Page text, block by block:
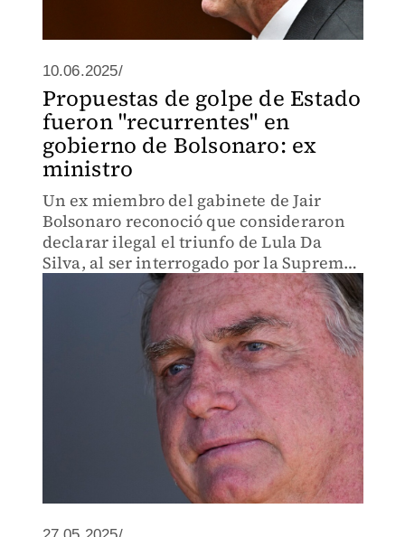
10.06.2025/
Propuestas de golpe de Estado
fueron "recurrentes" en
gobierno de Bolsonaro: ex
ministro
Un ex miembro del gabinete de Jair
Bolsonaro reconoció que consideraron
declarar ilegal el triunfo de Lula Da
Silva, al ser interrogado por la Suprema